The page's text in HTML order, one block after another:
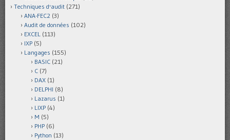
Techniques d'audit (271)
ANA-FEC2 (3)
Audit de données (102)
EXCEL (113)
IXP (5)
Langages (155)
BASIC (21)
C (7)
DAX (1)
DELPHI (8)
Lazarus (1)
LIXP (4)
M (5)
PHP (6)
Python (13)